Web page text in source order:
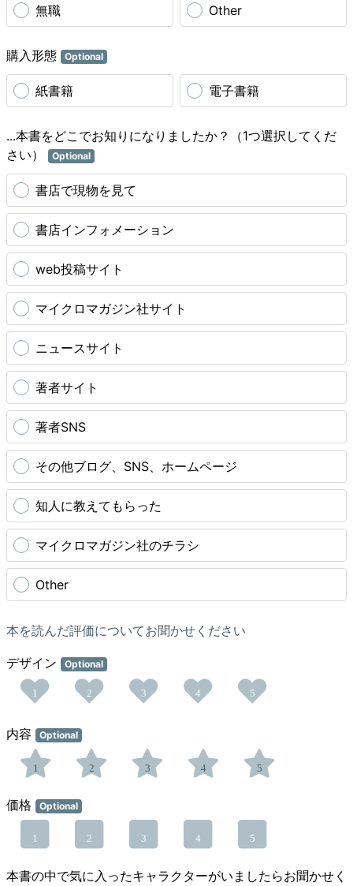
無職 Other
購入形態 Optional
紙書籍 電子書籍
...本書をどこでお知りになりましたか？（1つ選択してくだ
さい）
Optional
書店で現物を見て
書店インフォメーション
web投稿サイト
マイクロマガジン社サイト
ニュースサイト
著者サイト
著者SNS
その他ブログ、SNS、ホームページ
知人に教えてもらった
マイクロマガジン社のチラシ
Other
本を読んだ評価についてお聞かせください
デザイン Optional
1 2 3 4 5
内容 Optional
1 2 3 4 5
価格 Optional
1 2 3 4 5
本書の中で気に入ったキャラクターがいましたらお聞かせく